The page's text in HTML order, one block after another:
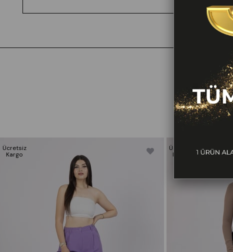
Ücretsiz
Kargo
Ücretsiz
Kargo